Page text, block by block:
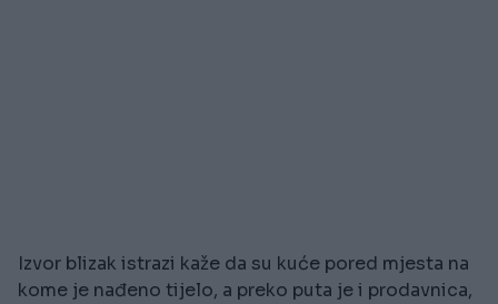
Izvor blizak istrazi kaže da su kuće pored mjesta na
kome je nađeno tijelo, a preko puta je i prodavnica,